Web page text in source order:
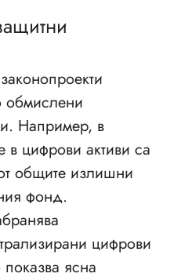
обмислени
Например, в
в цифрови активи са
общите излишни
фонд.
цифрови
показва ясна